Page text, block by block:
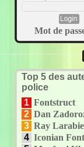
Mot de
Top 5 des
police
1 Fontstruct
2 Dan
3 Ray Larabie
4 Iconian